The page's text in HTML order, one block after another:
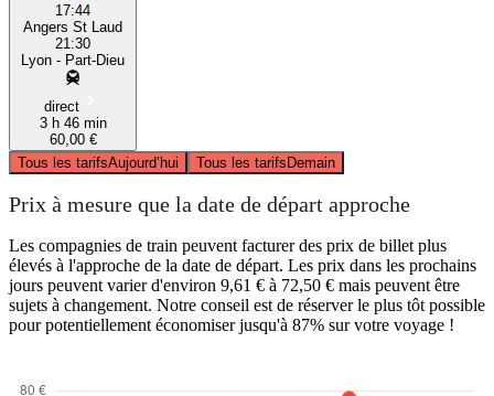
17:44
Angers St Laud
21:30
Lyon - Part-Dieu
direct
3 h 46 min
60,00 €
Tous les tarifsAujourd’hui Tous les tarifsDemain
Prix à mesure que la date de départ approche
Les compagnies de train peuvent facturer des prix de billet plus
élevés à l'approche de la date de départ. Les prix dans les prochains
jours peuvent varier d'environ 9,61 € à 72,50 € mais peuvent être
sujets à changement. Notre conseil est de réserver le plus tôt possible
pour potentiellement économiser jusqu'à 87% sur votre voyage !